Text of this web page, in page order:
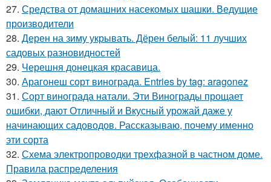
27. Средства от домашних насекомых шашки. Ведущие
производители
28. Дерен на зиму укрывать. Дёрен белый: 11 лучших
садовых разновидностей
29. Черешня донецкая красавица.
30. Арагонеш сорт винограда. Entries by tag: aragonez
31. Сорт винограда натали. Эти Винограды прощает
ошибки, дают Отличный и Вкусный урожай даже у
начинающих садоводов. Рассказываю, почему именно
эти сорта
32. Схема электропроводки трехфазной в частном доме.
Правила распределения